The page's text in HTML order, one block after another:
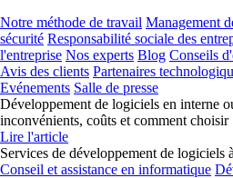
Notre méthode de travail Management
sécurité Responsabilité sociale des
l'entreprise Nos experts Blog Conseils
Avis des clients Partenaires
Evénements Salle de presse
Développement de logiciels en interne
inconvénients, coûts et comment choisir
Lire l'article
Services de développement de logiciels
Conseil et assistance en informatique